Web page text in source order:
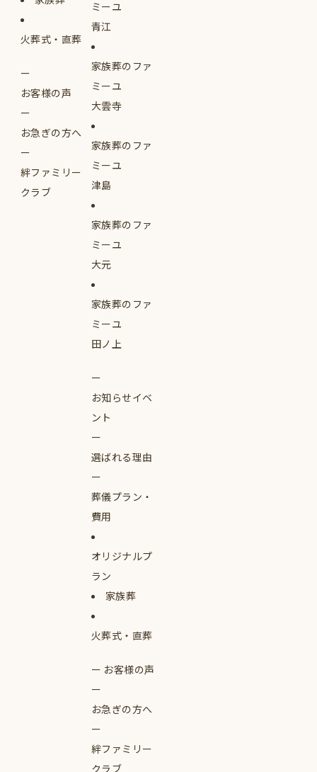
火葬式・直葬
お客様の声
お急ぎの方へ
絆ファミリー
クラブ
ミーユ
青江
家族葬のファ
ミーユ
大雲寺
家族葬のファ
ミーユ
津島
家族葬のファ
ミーユ
大元
家族葬のファ
ミーユ
田ノ上
お知らせイベ
ント
選ばれる理由
葬儀プラン・
費用
オリジナルプ
ラン
家族葬
火葬式・直葬
お客様の声
お急ぎの方へ
絆ファミリー
クラブ